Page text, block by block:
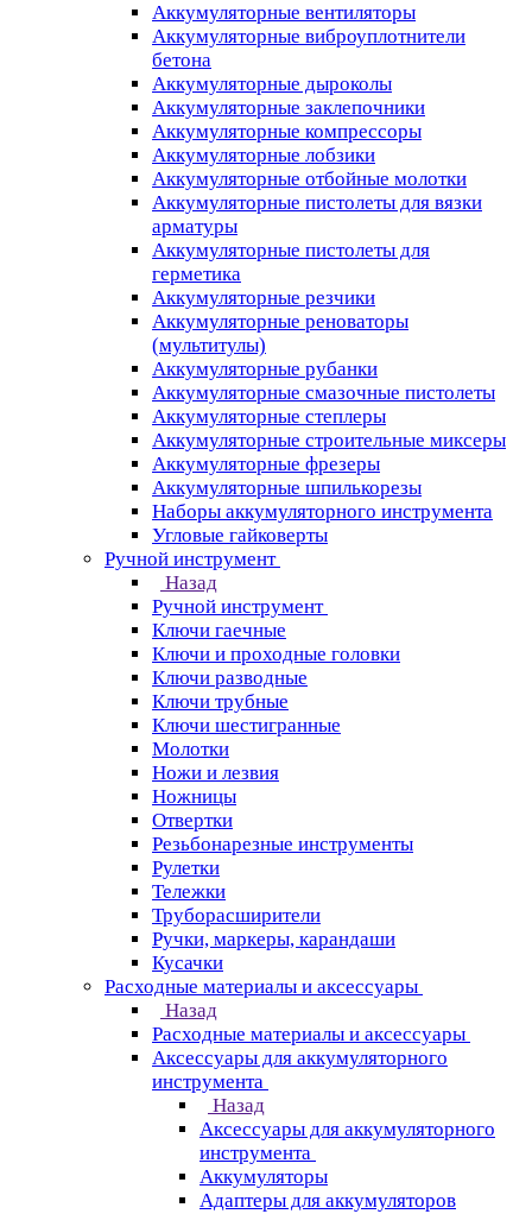
Аккумуляторные вентиляторы
Аккумуляторные виброуплотнители
бетона
Аккумуляторные дыроколы
Аккумуляторные заклепочники
Аккумуляторные компрессоры
Аккумуляторные лобзики
Аккумуляторные отбойные молотки
Аккумуляторные пистолеты для вязки
арматуры
Аккумуляторные пистолеты для
герметика
Аккумуляторные резчики
Аккумуляторные реноваторы
(мультитулы)
Аккумуляторные рубанки
Аккумуляторные смазочные пистолеты
Аккумуляторные степлеры
Аккумуляторные строительные миксеры
Аккумуляторные фрезеры
Аккумуляторные шпилькорезы
Наборы аккумуляторного инструмента
Угловые гайковерты
Ручной инструмент
Назад
Ручной инструмент
Ключи гаечные
Ключи и проходные головки
Ключи разводные
Ключи трубные
Ключи шестигранные
Молотки
Ножи и лезвия
Ножницы
Отвертки
Резьбонарезные инструменты
Рулетки
Тележки
Труборасширители
Ручки, маркеры, карандаши
Кусачки
Расходные материалы и аксессуары
Назад
Расходные материалы и аксессуары
Аксессуары для аккумуляторного
инструмента
Назад
Аксессуары для аккумуляторного
инструмента
Aккумуляторы
Адаптеры для аккумуляторов